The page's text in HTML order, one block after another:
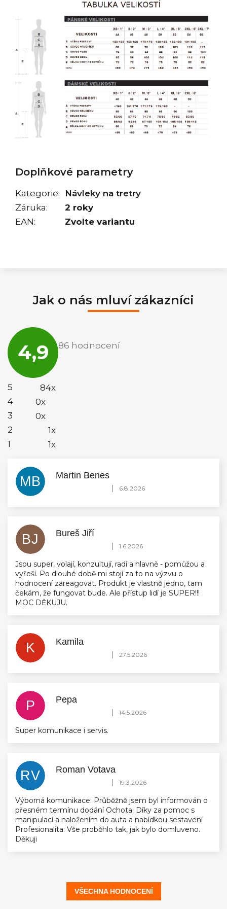
Doplňkové parametry
Kategorie:
Návleky na tretry
Záruka:
2 roky
EAN: Zvolte variantu
Jak o nás mluví zákazníci
4,9
hodnocení
obchodu
je
86 hodnocení
5
84x
4
0x
3
0x
2
1x
1
1x
MB Martin Benes
Hodnocení obchodu je 5 z 5 hvězdiček.
| 6.8.2026
BJ Bureš Jiří
Hodnocení obchodu je 5 z 5 hvězdiček.
| 1.6.2026
Jsou super, volají, konzultují, radí a hlavně - pomůžou a
vyřeší. Po dlouhé době mi stojí za to na výzvu o
hodnocení zareagovat. Produkt je vlastně jedno, tam
čekám, že fungovat bude. Ale přístup lidí je SUPER!!!
MOC DĚKUJU.
K Kamila
Hodnocení obchodu je 5 z 5 hvězdiček.
| 27.5.2026
P Pepa
Hodnocení obchodu je 5 z 5 hvězdiček.
| 14.5.2026
Super komunikace i servis.
RV Roman Votava
Hodnocení obchodu je 5 z 5 hvězdiček.
| 19.3.2026
Výborná komunikace: Průběžně jsem byl informován o
přesném termínu dodání Ochota: Díky za pomoc s
manipulací a naložením do auta a nabídkou sestavení
Profesionalita: Vše proběhlo tak, jak bylo domluveno.
Děkuji
VŠECHNA HODNOCENÍ